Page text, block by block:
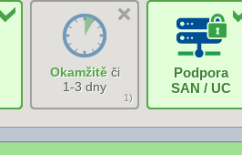
Okamžitěči
1-3 dny
1)
Podpora
SAN / UC